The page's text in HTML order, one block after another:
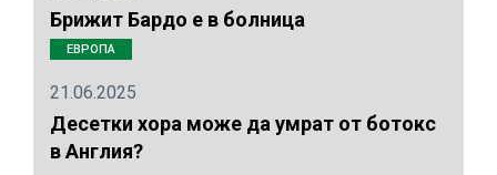
Брижит Бардо е в болница
ЕВРОПА
21.06.2025
Десетки хора може да умрат от ботокс
в Англия?